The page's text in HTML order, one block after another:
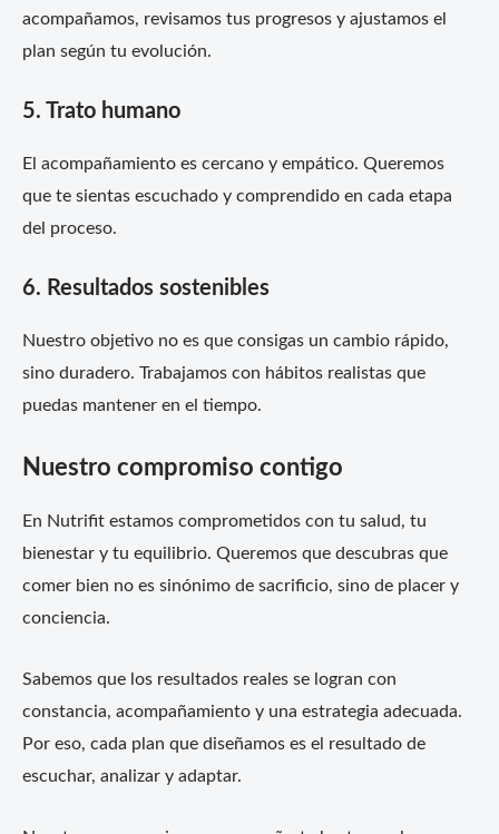
acompañamos, revisamos tus progresos y ajustamos el
plan según tu evolución.
5. Trato humano
El acompañamiento es cercano y empático. Queremos
que te sientas escuchado y comprendido en cada etapa
del proceso.
6. Resultados sostenibles
Nuestro objetivo no es que consigas un cambio rápido,
sino duradero. Trabajamos con hábitos realistas que
puedas mantener en el tiempo.
Nuestro compromiso contigo
En Nutrifit estamos comprometidos con tu salud, tu
bienestar y tu equilibrio. Queremos que descubras que
comer bien no es sinónimo de sacrificio, sino de placer y
conciencia.
Sabemos que los resultados reales se logran con
constancia, acompañamiento y una estrategia adecuada.
Por eso, cada plan que diseñamos es el resultado de
escuchar, analizar y adaptar.